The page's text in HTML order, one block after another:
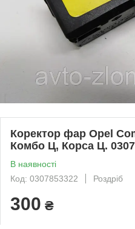
Коректор фар Opel
Комбо Ц, Корса Ц.
В наявності
Код: 0307853322
Роздріб
300 ₴